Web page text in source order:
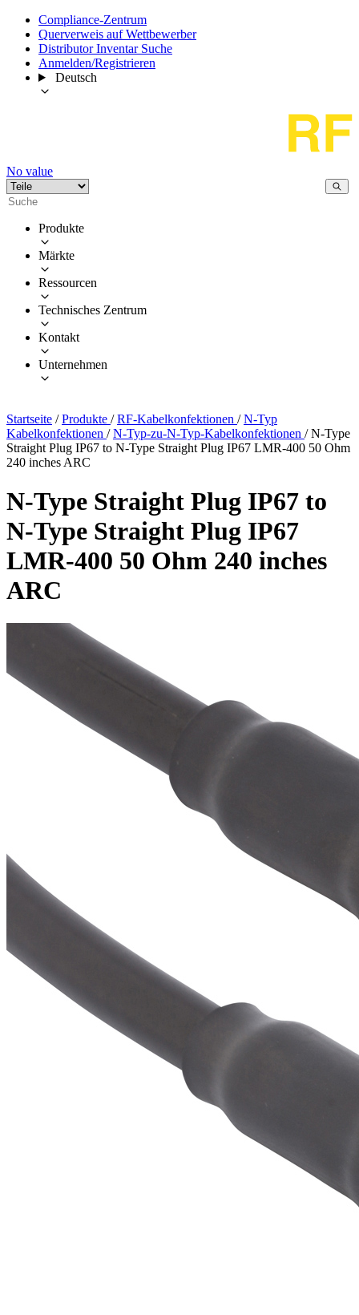
Compliance-Zentrum
Querverweis auf Wettbewerber
Distributor Inventar Suche
Anmelden/Registrieren
Deutsch
No value
Produkte
Märkte
Ressourcen
Technisches Zentrum
Kontakt
Unternehmen
Startseite / Produkte / RF-Kabelkonfektionen / N-Typ
Kabelkonfektionen / N-Typ-zu-N-Typ-Kabelkonfektionen / N-Type
Straight Plug IP67 to N-Type Straight Plug IP67 LMR-400 50 Ohm
240 inches ARC
N-Type Straight Plug IP67 to
N-Type Straight Plug IP67
LMR-400 50 Ohm 240 inches
ARC